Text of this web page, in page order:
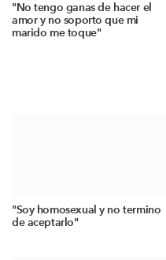
"No tengo ganas de hacer el
amor y no soporto que mi
marido me toque"
"Soy homosexual y no termino
de aceptarlo"